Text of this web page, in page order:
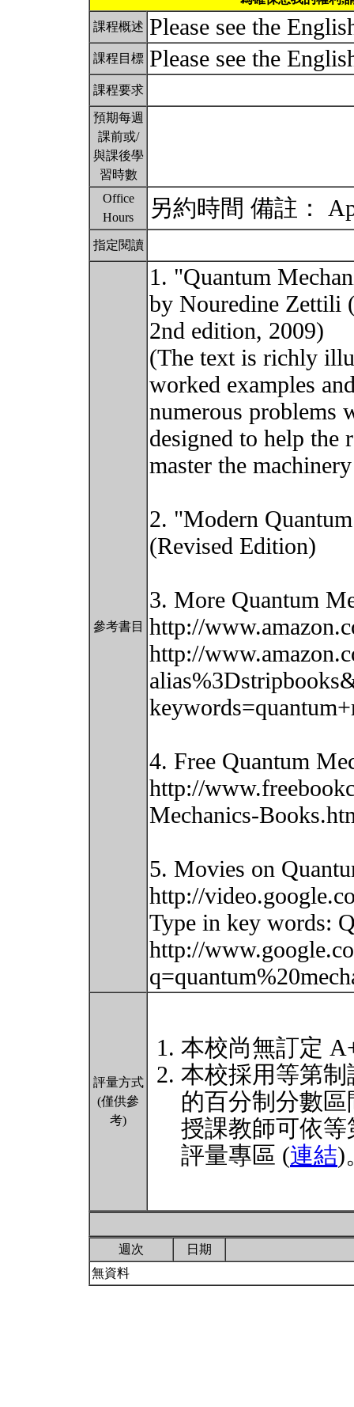
課程概述 Please see the
課程目標 Please see the
課程要求
預期每週
課前或/
與課後學
習時數
Office
Hours
另約時間 備註：
指定閱讀
參考書目
1. "Quantum
by Nouredine Zettili
2nd edition, 2009)
(The text is richly
worked examples
numerous problems
designed to help the
master the
2. "Modern
(Revised Edition)
3. More Quantum
http://
http://
4. Free Quantum
http://
Mechanics-
5. Movies on
http://
Type in key words:
http://
評量方式
(僅供參
考)
本校尚無訂定
本校採用等第
的百分制分數
授課教師可依
評量專區 (連結)
週次
日期
無資料